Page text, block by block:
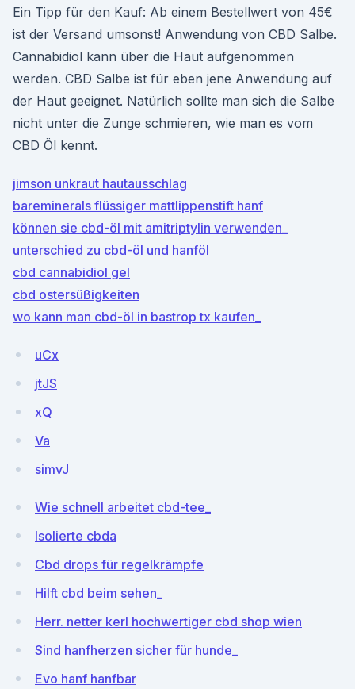
Ein Tipp für den Kauf: Ab einem Bestellwert von 45€
ist der Versand umsonst! Anwendung von CBD Salbe.
Cannabidiol kann über die Haut aufgenommen
werden. CBD Salbe ist für eben jene Anwendung auf
der Haut geeignet. Natürlich sollte man sich die Salbe
nicht unter die Zunge schmieren, wie man es vom
CBD Öl kennt.
jimson unkraut hautausschlag
bareminerals flüssiger mattlippenstift hanf
können sie cbd-öl mit amitriptylin verwenden_
unterschied zu cbd-öl und hanföl
cbd cannabidiol gel
cbd ostersüßigkeiten
wo kann man cbd-öl in bastrop tx kaufen_
uCx
jtJS
xQ
Va
simvJ
Wie schnell arbeitet cbd-tee_
Isolierte cbda
Cbd drops für regelkrämpfe
Hilft cbd beim sehen_
Herr. netter kerl hochwertiger cbd shop wien
Sind hanfherzen sicher für hunde_
Evo hanf hanfbar